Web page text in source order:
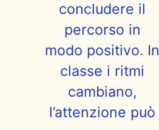
concludere il
percorso in
modo positivo. In
classe i ritmi
cambiano,
l’attenzione può